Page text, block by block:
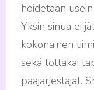
hoidetaan
Yksin sinua ei
kokonainen
sekä tottakai
pääjärjestäjät.